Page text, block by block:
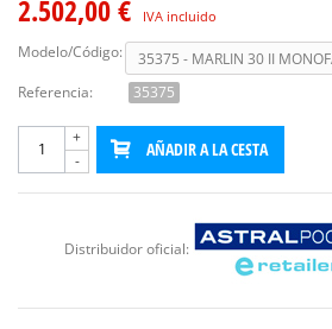
2.502,00 € IVA incluido
Modelo/Código:
Referencia:
35375
-
+
AÑADIR A LA CESTA
Distribuidor oficial: